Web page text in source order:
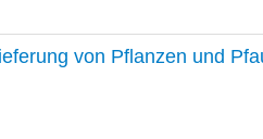
von Pflanzen und